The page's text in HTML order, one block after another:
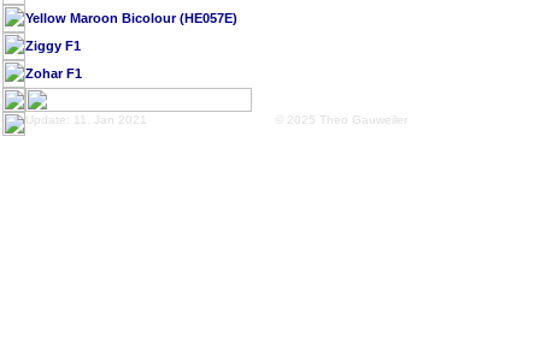
Yellow Maroon Bicolour (HE057E)
Ziggy F1
Zohar F1
Update: 11. Jan 2021 © 2025 Theo Gauweiler